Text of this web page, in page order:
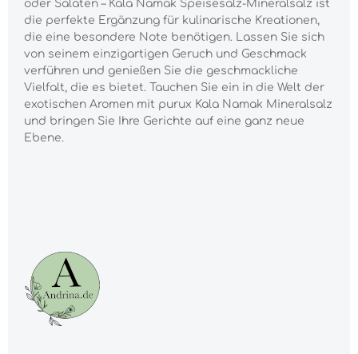
oder Salaten – Kala Namak Speisesalz-Mineralsalz ist
die perfekte Ergänzung für kulinarische Kreationen,
die eine besondere Note benötigen. Lassen Sie sich
von seinem einzigartigen Geruch und Geschmack
verführen und genießen Sie die geschmackliche
Vielfalt, die es bietet. Tauchen Sie ein in die Welt der
exotischen Aromen mit purux Kala Namak Mineralsalz
und bringen Sie Ihre Gerichte auf eine ganz neue
Ebene.